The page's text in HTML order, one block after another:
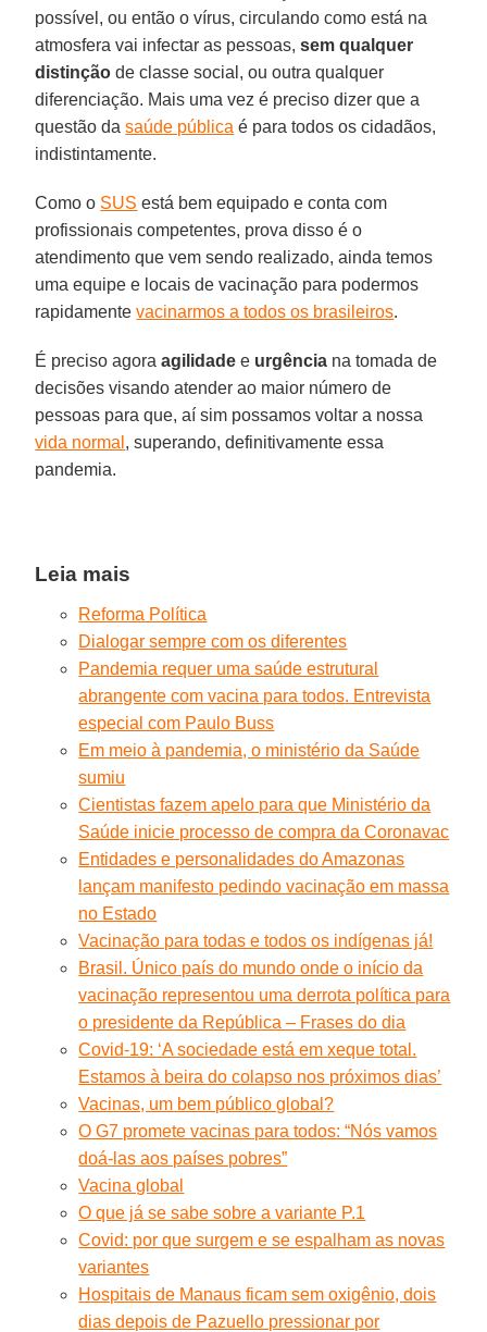
possível, ou então o vírus, circulando como está na
atmosfera vai infectar as pessoas,sem qualquer
distinção de classe social, ou outra qualquer
diferenciação. Mais uma vez é preciso dizer que a
questão dasaúde pública é para todos os cidadãos,
indistintamente.
Como o SUS está bem equipado e conta com
profissionais competentes, prova disso é o
atendimento que vem sendo realizado, ainda temos
uma equipe e locais de vacinação para podermos
rapidamentevacinarmos a todos os brasileiros.
É preciso agoraagilidade e urgência na tomada de
decisões visando atender ao maior número de
pessoas para que, aí sim possamos voltar a nossa
vida normal , superando, definitivamente essa
pandemia.
Leia mais
Reforma Política
Dialogar sempre com os diferentes
Pandemia requer uma saúde estrutural
abrangente com vacina para todos. Entrevista
especial com Paulo Buss
Em meio à pandemia, o ministério da Saúde
sumiu
Cientistas fazem apelo para que Ministério da
Saúde inicie processo de compra da Coronavac
Entidades e personalidades do Amazonas
lançam manifesto pedindo vacinação em massa
no Estado
Vacinação para todas e todos os indígenas já!
Brasil. Único país do mundo onde o início da
vacinação representou uma derrota política para
o presidente da República – Frases do dia
Covid-19: ‘A sociedade está em xeque total.
Estamos à beira do colapso nos próximos dias’
Vacinas, um bem público global?
O G7 promete vacinas para todos: “Nós vamos
doá-las aos países pobres”
Vacina global
O que já se sabe sobre a variante P.1
Covid: por que surgem e se espalham as novas
variantes
Hospitais de Manaus ficam sem oxigênio, dois
dias depois de Pazuello pressionar por